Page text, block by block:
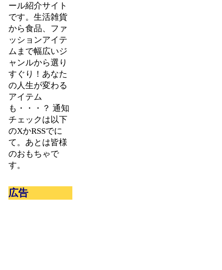
ール紹介サイト
です。生活雑貨
から食品、ファ
ッションアイテ
ムまで幅広いジ
ャンルから選り
すぐり！あなた
の人生が変わる
アイテム
も・・・？ 通知
チェックは以下
のXかRSSでに
て。あとは皆様
のおもちゃで
す。
広告